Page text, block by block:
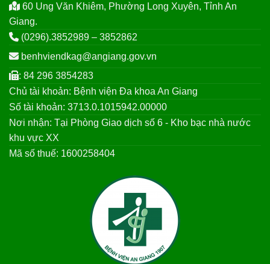
60 Ung Văn Khiêm, Phường Long Xuyên, Tỉnh An
Giang.
(0296).3852989 – 3852862
benhviendkag@angiang.gov.vn
: 84 296 3854283
Chủ tài khoản: Bệnh viện Đa khoa An Giang
Số tài khoản: 3713.0.1015942.00000
Nơi nhận: Tại Phòng Giao dịch số 6 - Kho bạc nhà nước
khu vực XX
Mã số thuế: 1600258404